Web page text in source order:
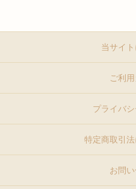
当サイ
ご利
プライバ
特定商取引
お問